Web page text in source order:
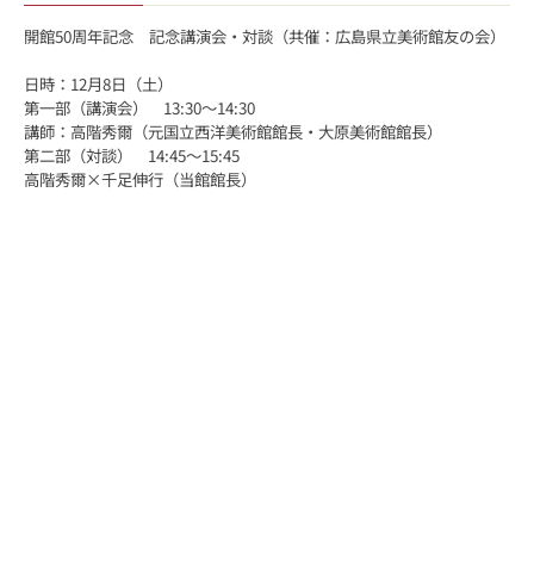
開館50周年記念 記念講演会・対談（共催：広島県立美術館友の会）
日時：12月8日（土）
第一部（講演会） 13:30～14:30
講師：高階秀爾（元国立西洋美術館館長・大原美術館館長）
第二部（対談） 14:45～15:45
高階秀爾×千足伸行（当館館長）